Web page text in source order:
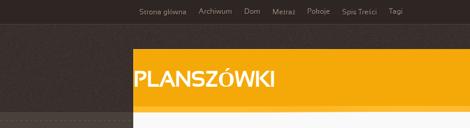
Strona główna Archiwum Dom Metraż Pokoje Spis Treści Tagi
PLANSZÓWKI